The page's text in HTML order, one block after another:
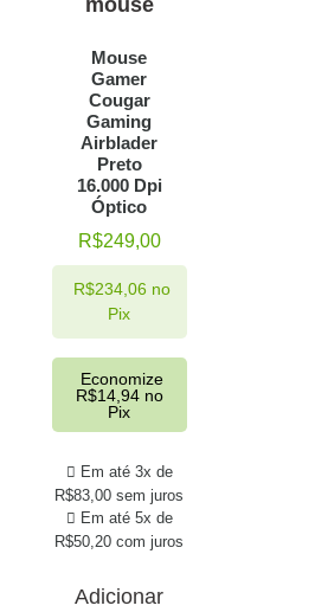
Mouse
Gamer
Cougar
Gaming
Airblader
Preto
16.000 Dpi
Óptico
R$249,00
Em até 3x de
R$83,00 sem juros
Em até 5x de
R$50,20 com juros
R$234,06 no
Pix
Economize
R$14,94no
Pix
Adicionar